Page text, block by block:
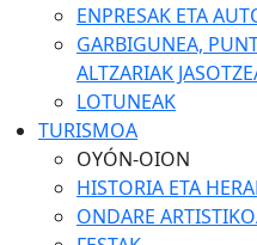
ENPRESAK ETA
GARBIGUNEA,
ALTZARIAK
LOTUNEAK
TURISMOA
OYÓN-OION
HISTORIA ETA
ONDARE